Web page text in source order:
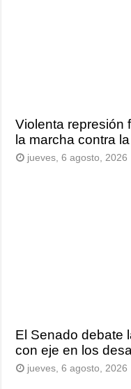
Violenta represión
la marcha contra
jueves, 6 agosto, 2026
El Senado debate
con eje en los
jueves, 6 agosto, 2026